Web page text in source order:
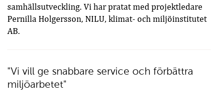
samhällsutveckling. Vi har pratat med projektledare
Pernilla Holgersson, NILU, klimat- och miljöinstitutet
AB.
"Vi vill ge snabbare service och förbättra
miljöarbetet"